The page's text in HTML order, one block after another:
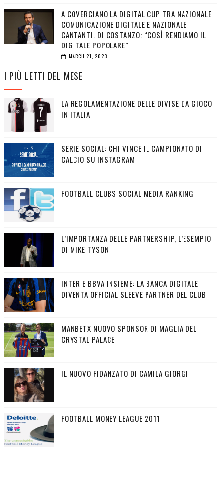
A COVERCIANO LA DIGITAL CUP TRA NAZIONALE
COMUNICAZIONE DIGITALE E NAZIONALE
CANTANTI. DI COSTANZO: “COSÌ RENDIAMO IL
DIGITALE POPOLARE”
MARCH 21, 2023
I PIÙ LETTI DEL MESE
LA REGOLAMENTAZIONE DELLE DIVISE DA GIOCO
IN ITALIA
SERIE SOCIAL: CHI VINCE IL CAMPIONATO DI
CALCIO SU INSTAGRAM
FOOTBALL CLUBS SOCIAL MEDIA RANKING
L’IMPORTANZA DELLE PARTNERSHIP, L’ESEMPIO
DI MIKE TYSON
INTER E BBVA INSIEME: LA BANCA DIGITALE
DIVENTA OFFICIAL SLEEVE PARTNER DEL CLUB
MANBETX NUOVO SPONSOR DI MAGLIA DEL
CRYSTAL PALACE
IL NUOVO FIDANZATO DI CAMILA GIORGI
FOOTBALL MONEY LEAGUE 2011